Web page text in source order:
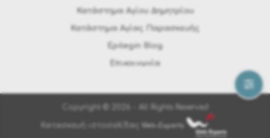
Κατάστημα Αγίου Δημητρίου
Κατάστημα Αγίας Παρασκευής
Epilegin Blog
Επικοινωνία
Copyright © 2026 - All Rights Reserved
Κατασκευή ιστοσελίδας Web-Experts